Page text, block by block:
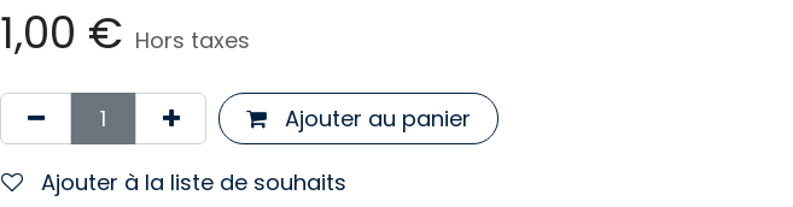
1,00 € Hors taxes
Ajouter au panier
Ajouter à la liste de souhaits